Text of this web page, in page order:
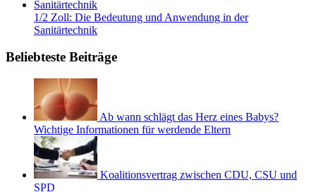
1/2 Zoll: Die Bedeutung und Anwendung in der
Sanitärtechnik
Beliebteste Beiträge
Ab wann schlägt das Herz eines Babys?
Wichtige Informationen für werdende Eltern
Koalitionsvertrag zwischen CDU, CSU und
SPD